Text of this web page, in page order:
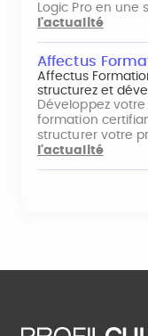
Logic Pro en une
l'actualité
Affectus
Affectus
structurez et
Développez
formation
structurer votre
l'actualité